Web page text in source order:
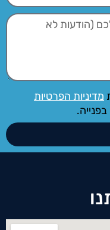
מדיניות הפרטיות